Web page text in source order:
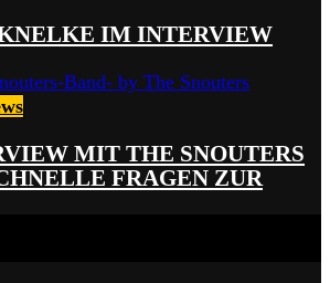
IM INTERVIEW
MIT THE SNOUTERS
FRAGEN ZUR